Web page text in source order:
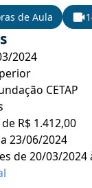
de Aula
2024
CETAP
R$ 1.412,00
23/06/2024
de 20/03/2024